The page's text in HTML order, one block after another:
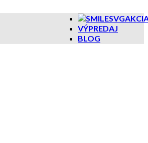
VÝPREDAJ
BLOG